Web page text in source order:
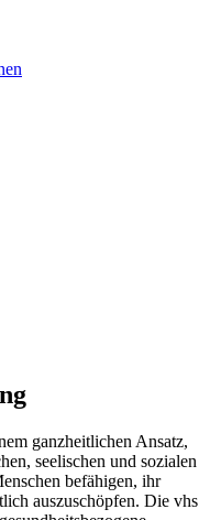
ganzheitlichen Ansatz,
seelischen und sozialen
befähigen, ihr
auszuschöpfen. Die vhs